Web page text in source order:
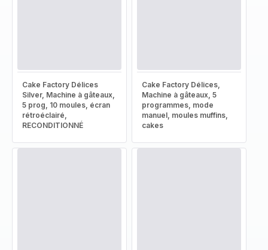
Cake Factory Délices
Silver, Machine à gâteaux,
5 prog, 10 moules, écran
rétroéclairé,
RECONDITIONNÉ
Cake Factory Délices,
Machine à gâteaux, 5
programmes, mode
manuel, moules muffins,
cakes